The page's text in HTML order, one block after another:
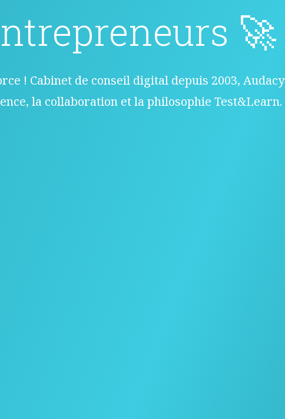
🚀
! Cabinet de conseil digital depuis 2003, Audacy
la collaboration et la philosophie Test&Learn.